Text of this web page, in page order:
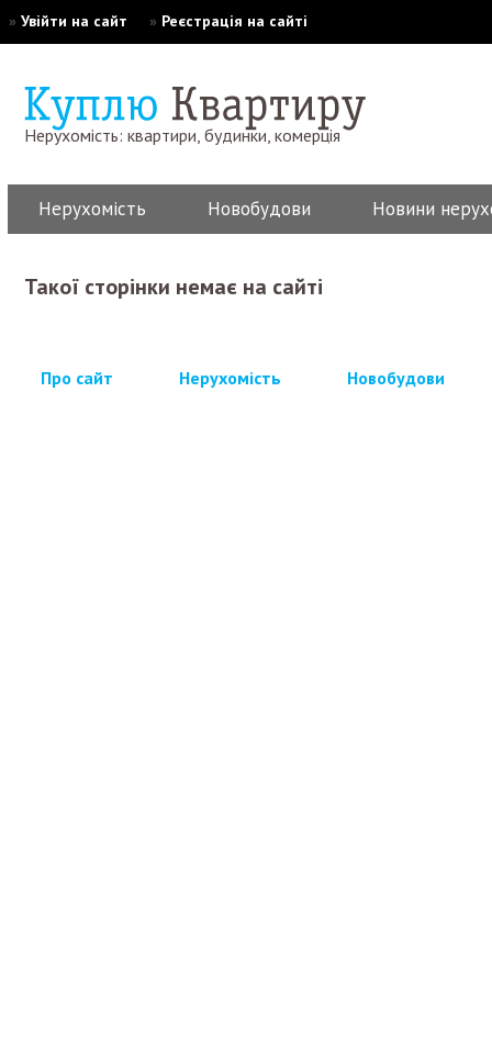
» Увійти на сайт » Реєстрація на сайті
Нерухомість: квартири, будинки, комерція
Нерухомість Новобудови Новини
Такої сторінки немає на сайті
Про сайт Нерухомість Новобудови